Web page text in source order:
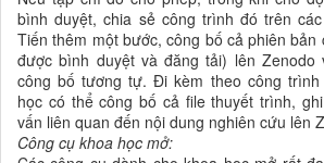
bình duyệt, chia sẻ công trình đó trên
Tiến thêm một bước, công bố cả phiên bản
được bình duyệt và đăng tải) lên Zenodo
công bố tương tự. Đi kèm theo công
học có thể công bố cả file thuyết trình,
vấn liên quan đến nội dung nghiên cứu lên
Công cụ khoa học mở: